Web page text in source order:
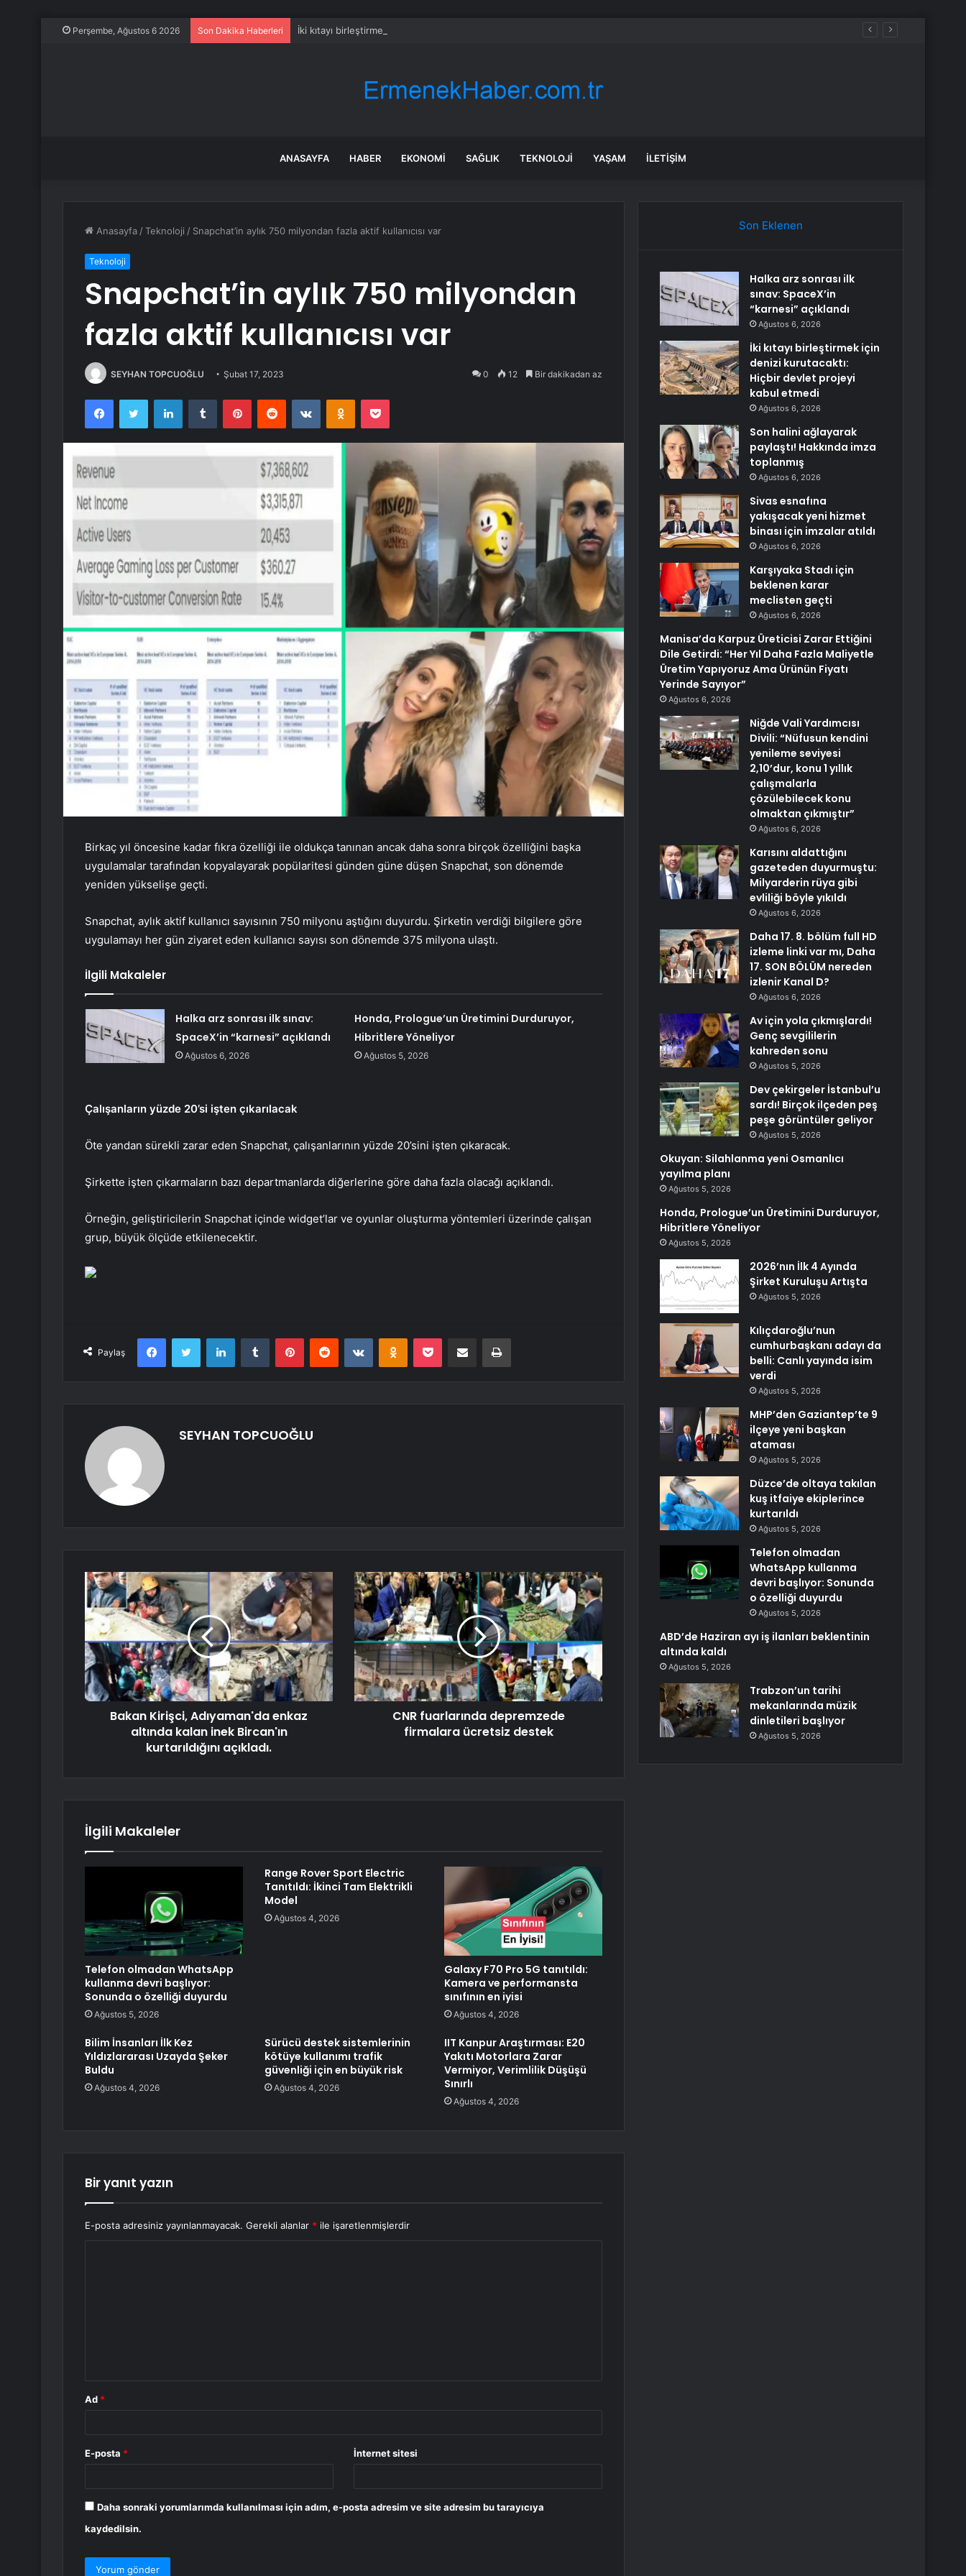
Perşembe, Ağustos 6 2026 Son Dakika Haberleri İki kıtayı birleştirmek için denizi kurutacaktı: Hiçbir devlet projeyi kabul etmedi
ANASAYFA HABER EKONOMI SAĞLIK TEKNOLOJI YAŞAM İLETIŞIM
Anasayfa /Teknoloji / Snapchat’in aylık 750 milyondan fazla aktif kullanıcısı var
Teknoloji
Snapchat’in aylık 750 milyondan
fazla aktif kullanıcısı var
SEYHAN TOPCUOĞLU Şubat 17, 2023 0 12 Bir dakikadan az
FacebookTwitter LinkedInTumblr PinterestReddit VKontakteOdnoklassniki
Pocket
Birkaç yıl öncesine kadar fıkra özelliği ile oldukça tanınan ancak daha sonra birçok özelliğini başka
uygulamalar tarafından kopyalayarak popülaritesi günden güne düşen Snapchat, son dönemde
yeniden yükselişe geçti.
Snapchat, aylık aktif kullanıcı sayısının 750 milyonu aştığını duyurdu. Şirketin verdiği bilgilere göre
uygulamayı her gün ziyaret eden kullanıcı sayısı son dönemde 375 milyona ulaştı.
İlgili Makaleler
Halka arz sonrası ilk sınav:
SpaceX’in “karnesi” açıklandı
Ağustos 6, 2026
Honda, Prologue’un Üretimini Durduruyor,
Hibritlere Yöneliyor
Ağustos 5, 2026
Çalışanların yüzde 20’si işten çıkarılacak
Öte yandan sürekli zarar eden Snapchat, çalışanlarının yüzde 20’sini işten çıkaracak.
Şirkette işten çıkarmaların bazı departmanlarda diğerlerine göre daha fazla olacağı açıklandı.
Örneğin, geliştiricilerin Snapchat içinde widget’lar ve oyunlar oluşturma yöntemleri üzerinde çalışan
grup, büyük ölçüde etkilenecektir.
Paylaş
FacebookTwitter LinkedInTumblr PinterestReddit VKontakteOdnoklassniki
Pocket E-Posta ile paylaş Yazdır
SEYHAN TOPCUOĞLU
Bakan Kirişci, Adıyaman'da enkaz
altında kalan inek Bircan'ın
kurtarıldığını açıkladı.
CNR fuarlarında depremzede
firmalara ücretsiz destek
İlgili Makaleler
Telefon olmadan WhatsApp
kullanma devri başlıyor:
Sonunda o özelliği duyurdu
Ağustos 5, 2026
Range Rover Sport Electric
Tanıtıldı: İkinci Tam Elektrikli
Model
Ağustos 4, 2026
Galaxy F70 Pro 5G tanıtıldı:
Kamera ve performansta
sınıfının en iyisi
Ağustos 4, 2026
Bilim İnsanları İlk Kez
Yıldızlararası Uzayda Şeker
Buldu
Ağustos 4, 2026
Sürücü destek sistemlerinin
kötüye kullanımı trafik
güvenliği için en büyük risk
Ağustos 4, 2026
IIT Kanpur Araştırması: E20
Yakıtı Motorlara Zarar
Vermiyor, Verimlilik Düşüşü
Sınırlı
Ağustos 4, 2026
Bir yanıt yazın
E-posta adresiniz yayınlanmayacak. Gerekli alanlar * ile işaretlenmişlerdir
Ad *
E-posta * İnternet sitesi
Daha sonraki yorumlarımda kullanılması için adım, e-posta adresim ve site adresim bu tarayıcıya
kaydedilsin.
Son Eklenen
Halka arz sonrası ilk
sınav: SpaceX’in
“karnesi” açıklandı
Ağustos 6, 2026
İki kıtayı birleştirmek için
denizi kurutacaktı:
Hiçbir devlet projeyi
kabul etmedi
Ağustos 6, 2026
Son halini ağlayarak
paylaştı! Hakkında imza
toplanmış
Ağustos 6, 2026
Sivas esnafına
yakışacak yeni hizmet
binası için imzalar atıldı
Ağustos 6, 2026
Karşıyaka Stadı için
beklenen karar
meclisten geçti
Ağustos 6, 2026
Manisa’da Karpuz Üreticisi Zarar Ettiğini
Dile Getirdi: “Her Yıl Daha Fazla Maliyetle
Üretim Yapıyoruz Ama Ürünün Fiyatı
Yerinde Sayıyor”
Ağustos 6, 2026
Niğde Vali Yardımcısı
Divili: “Nüfusun kendini
yenileme seviyesi
2,10’dur, konu 1 yıllık
çalışmalarla
çözülebilecek konu
olmaktan çıkmıştır”
Ağustos 6, 2026
Karısını aldattığını
gazeteden duyurmuştu:
Milyarderin rüya gibi
evliliği böyle yıkıldı
Ağustos 6, 2026
Daha 17. 8. bölüm full HD
izleme linki var mı, Daha
17. SON BÖLÜM nereden
izlenir Kanal D?
Ağustos 6, 2026
Av için yola çıkmışlardı!
Genç sevgililerin
kahreden sonu
Ağustos 5, 2026
Dev çekirgeler İstanbul’u
sardı! Birçok ilçeden peş
peşe görüntüler geliyor
Ağustos 5, 2026
Okuyan: Silahlanma yeni Osmanlıcı
yayılma planı
Ağustos 5, 2026
Honda, Prologue’un Üretimini Durduruyor,
Hibritlere Yöneliyor
Ağustos 5, 2026
2026’nın İlk 4 Ayında
Şirket Kuruluşu Artışta
Ağustos 5, 2026
Kılıçdaroğlu’nun
cumhurbaşkanı adayı da
belli: Canlı yayında isim
verdi
Ağustos 5, 2026
MHP’den Gaziantep’te 9
ilçeye yeni başkan
ataması
Ağustos 5, 2026
Düzce’de oltaya takılan
kuş itfaiye ekiplerince
kurtarıldı
Ağustos 5, 2026
Telefon olmadan
WhatsApp kullanma
devri başlıyor: Sonunda
o özelliği duyurdu
Ağustos 5, 2026
ABD’de Haziran ayı iş ilanları beklentinin
altında kaldı
Ağustos 5, 2026
Trabzon’un tarihi
mekanlarında müzik
dinletileri başlıyor
Ağustos 5, 2026